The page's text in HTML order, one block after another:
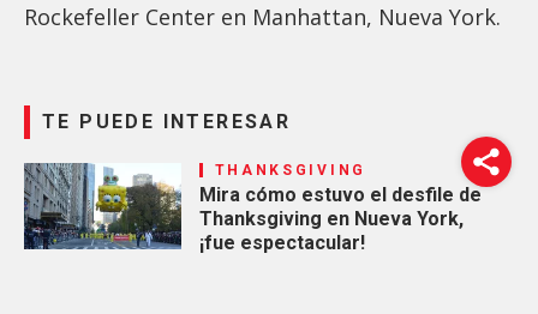
Rockefeller Center en Manhattan, Nueva York.
TE PUEDE INTERESAR
THANKSGIVING
Mira cómo estuvo el desfile de
Thanksgiving en Nueva York,
¡fue espectacular!